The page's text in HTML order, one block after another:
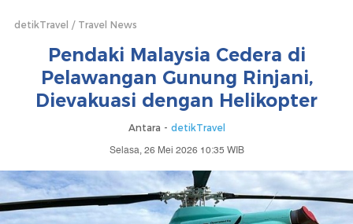
detikTravel Travel News
Pendaki Malaysia Cedera di
Pelawangan Gunung Rinjani,
Dievakuasi dengan Helikopter
Antara - detikTravel
Selasa, 26 Mei 2026 10:35 WIB